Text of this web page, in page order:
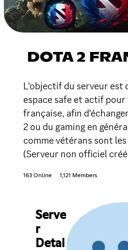
DOTA 2
L'objectif du serveur est
espace safe et actif
française, afin
2 ou du gaming en
comme vétérans sont
(Serveur non officiel
163 Online 1,121 Members
Serve
r
Detai